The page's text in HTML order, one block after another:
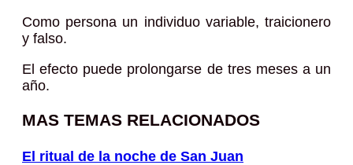
Como persona un individuo variable, traicionero
y falso.
El efecto puede prolongarse de tres meses a un
año.
MAS TEMAS RELACIONADOS
El ritual de la noche de San Juan